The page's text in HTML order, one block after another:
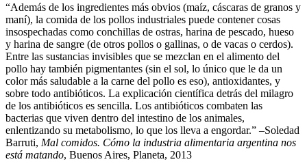
“Además de los ingredientes más obvios (maíz, cáscaras de granos y
maní), la comida de los pollos industriales puede contener cosas
insospechadas como conchillas de ostras, harina de pescado, hueso
y harina de sangre (de otros pollos o gallinas, o de vacas o cerdos).
Entre las sustancias invisibles que se mezclan en el alimento del
pollo hay también pigmentantes (sin el sol, lo único que le da un
color más saludable a la carne del pollo es eso), antioxidantes, y
sobre todo antibióticos. La explicación científica detrás del milagro
de los antibióticos es sencilla. Los antibióticos combaten las
bacterias que viven dentro del intestino de los animales,
enlentizando su metabolismo, lo que los lleva a engordar.” –Soledad
Barruti, Mal comidos. Cómo la industria alimentaria argentina nos
está matando, Buenos Aires, Planeta, 2013